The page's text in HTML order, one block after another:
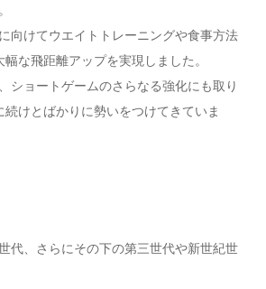
向けてウエイトトレーニングや食事方法
な飛距離アップを実現しました。
ショートゲームのさらなる強化にも取り
けとばかりに勢いをつけてきていま
代、さらにその下の第三世代や新世紀世